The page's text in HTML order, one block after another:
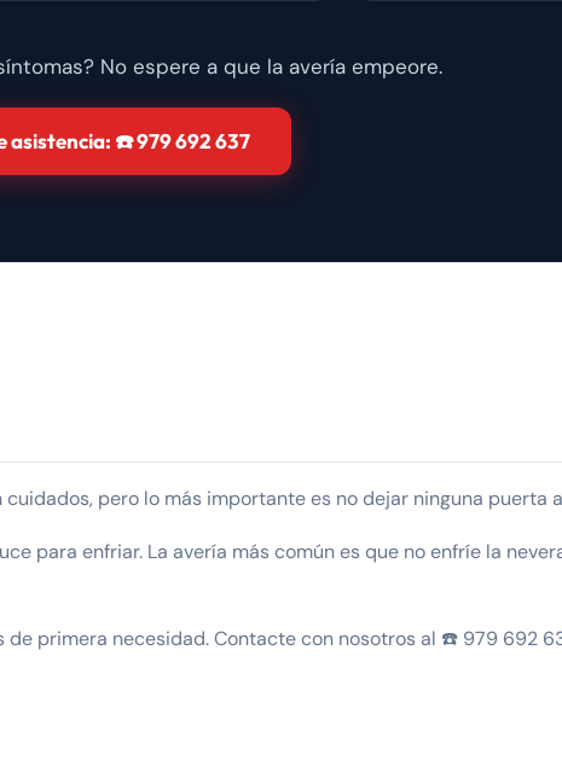
No espere a que la avería empeore.
asistencia: ☎️ 979 692 637
cuidados, pero lo más importante es no dejar ninguna puerta
para enfriar. La avería más común es que no enfríe la
primera necesidad. Contacte con nosotros al ☎️ 979 692